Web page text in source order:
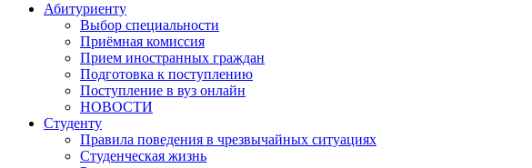
Абитуриенту
Выбор специальности
Приёмная комиссия
Прием иностранных граждан
Подготовка к поступлению
Поступление в вуз онлайн
НОВОСТИ
Студенту
Правила поведения в чрезвычайных ситуациях
Студенческая жизнь